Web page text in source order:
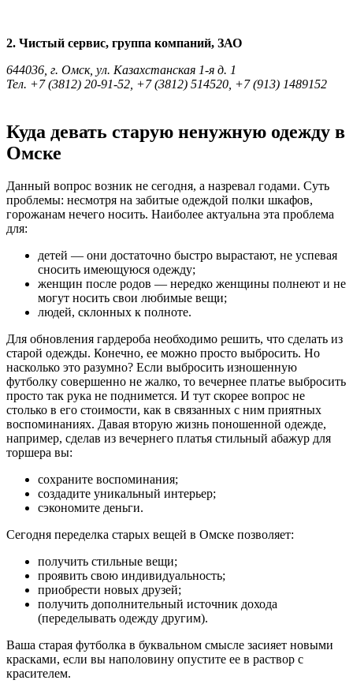
2. Чистый сервис, группа компаний, ЗАО
644036, г. Омск, ул. Казахстанская 1-я д. 1
Тел. +7 (3812) 20-91-52, +7 (3812) 514520, +7 (913) 1489152
Куда девать старую ненужную одежду в
Омске
Данный вопрос возник не сегодня, а назревал годами. Суть
проблемы: несмотря на забитые одеждой полки шкафов,
горожанам нечего носить. Наиболее актуальна эта проблема
для:
детей — они достаточно быстро вырастают, не успевая
сносить имеющуюся одежду;
женщин после родов — нередко женщины полнеют и не
могут носить свои любимые вещи;
людей, склонных к полноте.
Для обновления гардероба необходимо решить, что сделать из
старой одежды. Конечно, ее можно просто выбросить. Но
насколько это разумно? Если выбросить изношенную
футболку совершенно не жалко, то вечернее платье выбросить
просто так рука не поднимется. И тут скорее вопрос не
столько в его стоимости, как в связанных с ним приятных
воспоминаниях. Давая вторую жизнь поношенной одежде,
например, сделав из вечернего платья стильный абажур для
торшера вы:
сохраните воспоминания;
создадите уникальный интерьер;
сэкономите деньги.
Сегодня переделка старых вещей в Омске позволяет:
получить стильные вещи;
проявить свою индивидуальность;
приобрести новых друзей;
получить дополнительный источник дохода
(переделывать одежду другим).
Ваша старая футболка в буквальном смысле засияет новыми
красками, если вы наполовину опустите ее в раствор с
красителем.